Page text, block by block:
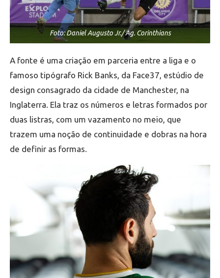
Foto: Daniel Augusto Jr./ Ag. Corinthians
A fonte é uma criação em parceria entre a liga e o
famoso tipógrafo Rick Banks, da Face37, estúdio de
design consagrado da cidade de Manchester, na
Inglaterra. Ela traz os números e letras formados por
duas listras, com um vazamento no meio, que
trazem uma noção de continuidade e dobras na hora
de definir as formas.